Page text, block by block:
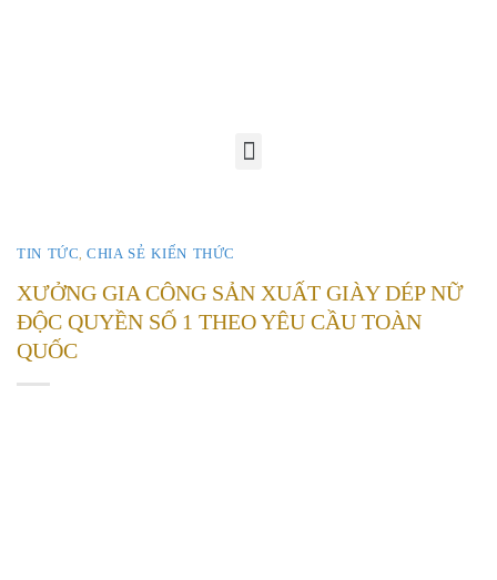
TIN TỨC ,CHIA SẺ KIẾN THỨC
XƯỞNG GIA CÔNG SẢN XUẤT GIÀY DÉP NỮ
ĐỘC QUYỀN SỐ 1 THEO YÊU CẦU TOÀN
QUỐC